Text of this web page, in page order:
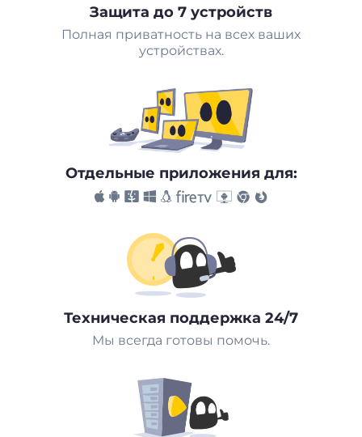
Защита до 7 устройств
Полная приватность на всех ваших
устройствах.
Отдельные приложения для:
Техническая поддержка 24/7
Мы всегда готовы помочь.